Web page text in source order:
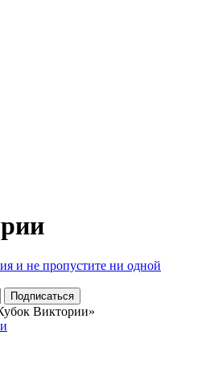
и не пропустите ни одной
Виктории»